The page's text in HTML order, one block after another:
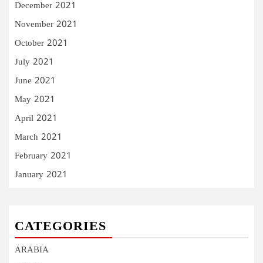
December 2021
November 2021
October 2021
July 2021
June 2021
May 2021
April 2021
March 2021
February 2021
January 2021
CATEGORIES
ARABIA